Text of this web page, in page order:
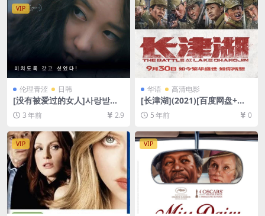
VIP
伦理青涩 日韩
[没有被爱过的女人]사랑받지
못한 여자 (2017)[百度网盘
+迅雷云盘资源1080P超清未
删减][MP4/5GB][韩语中字]
3 年前 2.9
华语 高清电影
[长津湖](2021)[百度网盘+迅
雷云盘资源1080P超清未删减]
[MP4/19GB][中英字幕]
5 年前 0
VIP VIP